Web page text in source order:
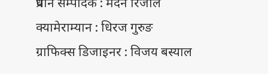
क्यामेराम्यान : धिरज गुरुङ
ग्राफिक्स डिजाइनर : विजय बस्याल